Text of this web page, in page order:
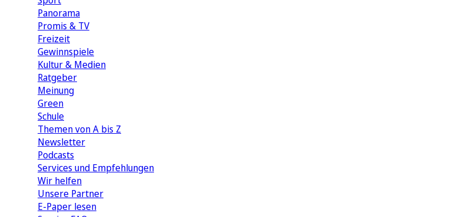
Panorama
Promis & TV
Freizeit
Gewinnspiele
Kultur & Medien
Ratgeber
Meinung
Green
Schule
Themen von A bis Z
Newsletter
Podcasts
Services und Empfehlungen
Wir helfen
Unsere Partner
E-Paper lesen